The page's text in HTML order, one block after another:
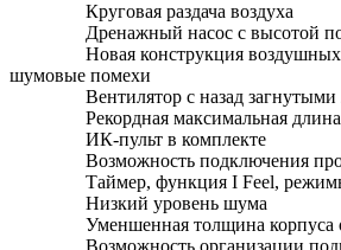
Круговая раздача воздуха
Дренажный насос с высотой
Новая конструкция воздушных
шумовые помехи
Вентилятор с назад загнутыми
Рекордная максимальная длина
ИК-пульт в комплекте
Возможность подключения
Таймер, функция I Feel, режимы
Низкий уровень шума
Уменшенная толщина корпуса
Возможность организации